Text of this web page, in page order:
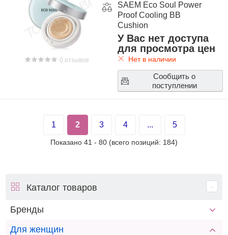
0 отзывов
SAEM Eco Soul Power
Proof Cooling BB
Cushion
У Вас нет доступа
для просмотра цен
Нет в наличии
Сообщить о
поступлении
1 2 3 4 ... 5
Показано 41 - 80 (всего позиций: 184)
Каталог товаров
Бренды
Для женщин